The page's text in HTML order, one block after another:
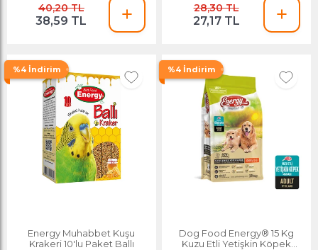
40,20 TL
38,59 TL
28,30 TL
27,17 TL
%4 İndirim
Energy Muhabbet Kuşu
Krakeri 10'lu Paket Ballı
%4 İndirim
Dog Food Energy® 15 Kg
Kuzu Etli Yetişkin Köpek